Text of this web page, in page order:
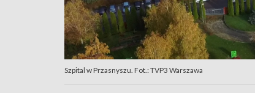
Szpital w Przasnyszu. Fot.: TVP3 Warszawa